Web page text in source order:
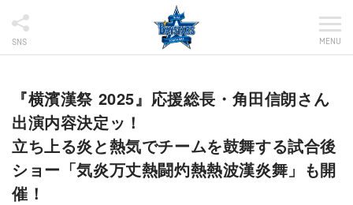
SNS MENU
『横濱漢祭 2025』応援総長・角田信朗さん
出演内容決定ッ！
立ち上る炎と熱気でチームを鼓舞する試合後
ショー「気炎万丈熱闘灼熱熱波漢炎舞」も開
催！